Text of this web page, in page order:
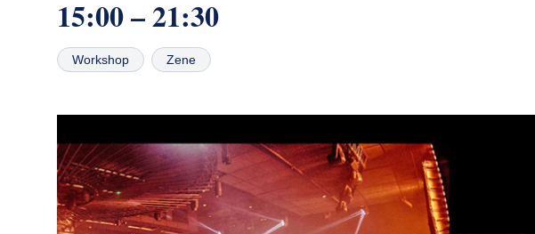
15:00 – 21:30
Workshop Zene